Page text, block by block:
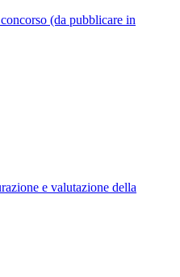
(da pubblicare in
e valutazione della